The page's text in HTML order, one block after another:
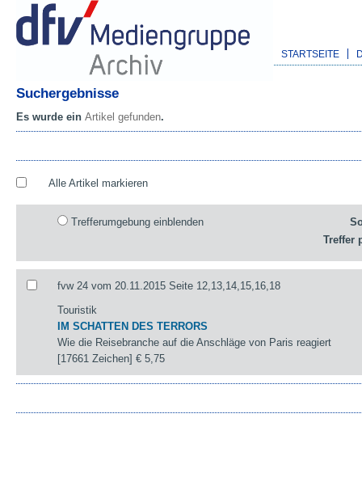
STARTSEITE
Suchergebnisse
Es wurde ein Artikel gefunden.
Alle Artikel markieren
Trefferumgebung einblenden
Treffer
fvw 24 vom 20.11.2015 Seite 12,13,14,15,16,18
Touristik
IM SCHATTEN DES TERRORS
Wie die Reisebranche auf die Anschläge von Paris reagiert
[17661 Zeichen]€ 5,75